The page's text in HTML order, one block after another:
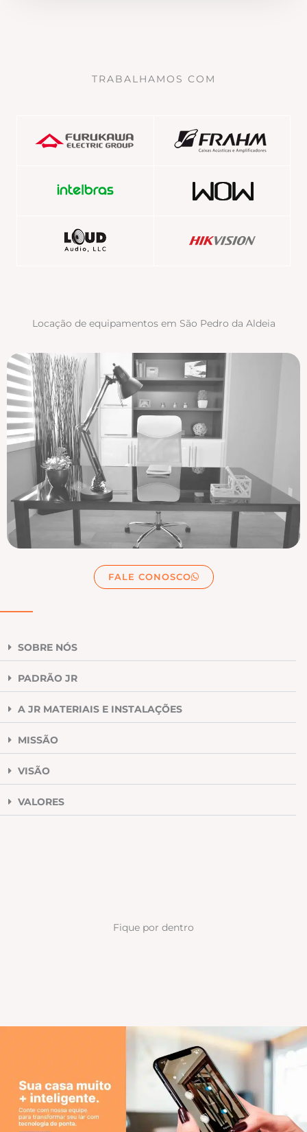
TRABALHAMOS COM
Locação de equipamentos em São Pedro da Aldeia
FALE CONOSCO
SOBRE NÓS
PADRÃO JR
A JR MATERIAIS E INSTALAÇÕES
MISSÃO
VISÃO
VALORES
Fique por dentro